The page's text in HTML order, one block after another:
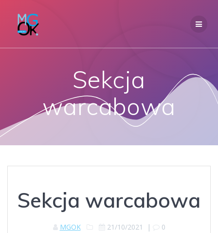
Sekcja
warcabowa
Sekcja warcabowa
MGOK 21/10/2021 | 0